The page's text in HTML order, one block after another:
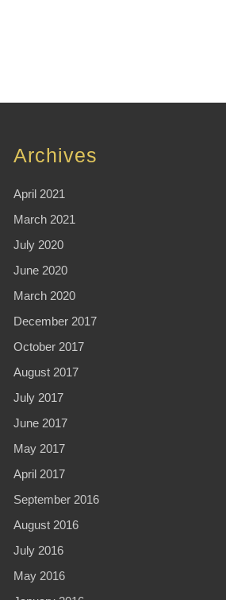
Archives
April 2021
March 2021
July 2020
June 2020
March 2020
December 2017
October 2017
August 2017
July 2017
June 2017
May 2017
April 2017
September 2016
August 2016
July 2016
May 2016